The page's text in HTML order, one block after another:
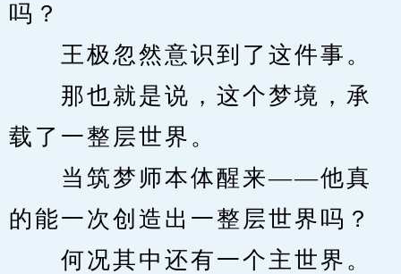
吗？
王极忽然意识到了这件事。
那也就是说，这个梦境，承
载了一整层世界。
当筑梦师本体醒来——他真
的能一次创造出一整层世界吗？
何况其中还有一个主世界。